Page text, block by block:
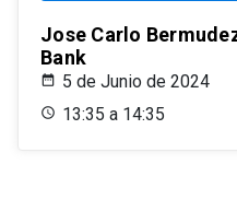
Jose Carlo
Bank
5 de Junio de 2024
13:35 a 14:35